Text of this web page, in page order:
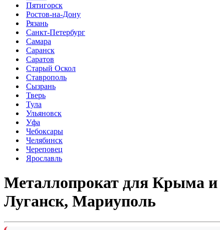
Пятигорск
Ростов-на-Дону
Рязань
Санкт-Петербург
Самара
Саранск
Саратов
Старый Оскол
Ставрополь
Сызрань
Тверь
Тула
Ульяновск
Уфа
Чебоксары
Челябинск
Череповец
Ярославль
Металлопрокат для Крыма и
Луганск, Мариуполь